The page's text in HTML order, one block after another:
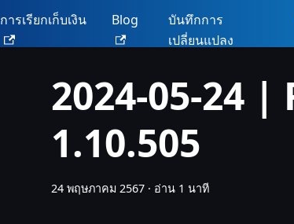
การเรียกเก็บเงิน Blog
บันทึกการ
เปลี่ยนแปลง
2024-05-24 |
1.10.505
24 พฤษภาคม 2567 · อ่าน 1 นาที